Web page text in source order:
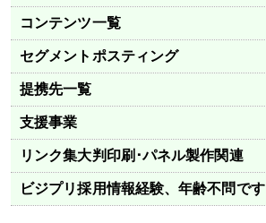
コンテンツ一覧
セグメントポスティング
提携先一覧
支援事業
リンク集大判印刷･パネル製作関連
ビジプリ採用情報経験、年齢不問です